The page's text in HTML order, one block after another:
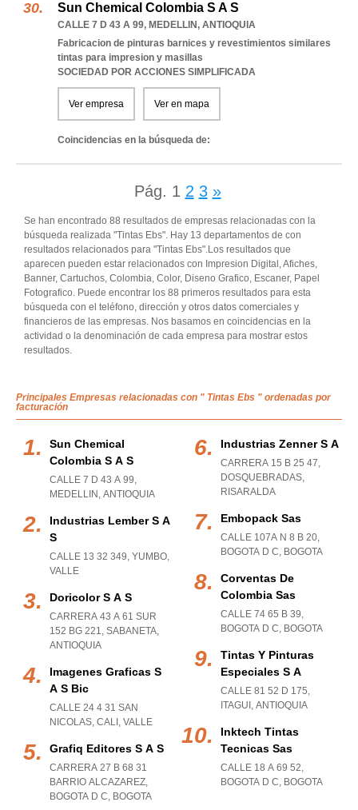
Sun Chemical Colombia S A S
CALLE 7 D 43 A 99, MEDELLIN, ANTIOQUIA
Fabricacion de pinturas barnices y revestimientos similares
tintas para impresion y masillas
SOCIEDAD POR ACCIONES SIMPLIFICADA
Ver empresa Ver en mapa
Coincidencias en la búsqueda de:
Pág. 1 2 3 »
Se han encontrado 88 resultados de empresas relacionadas con la
búsqueda realizada "Tintas Ebs". Hay 13 departamentos de con
resultados relacionados para "Tintas Ebs".Los resultados que
aparecen pueden estar relacionados con Impresion Digital, Afiches,
Banner, Cartuchos, Colombia, Color, Diseno Grafico, Escaner, Papel
Fotografico. Puede encontrar los 88 primeros resultados para esta
búsqueda con el teléfono, dirección y otros datos comerciales y
financieros de las empresas. Nos basamos en coincidencias en la
actividad o la denominación de cada empresa para mostrar estos
resultados.
Principales Empresas relacionadas con " Tintas Ebs " ordenadas por
facturación
Sun Chemical
Colombia S A S
CALLE 7 D 43 A 99,
MEDELLIN , ANTIOQUIA
Industrias Lember S A
S
CALLE 13 32 349, YUMBO,
VALLE
Doricolor S A S
CARRERA 43 A 61 SUR
152 BG 221, SABANETA,
ANTIOQUIA
Imagenes Graficas S
A S Bic
CALLE 24 4 31 SAN
NICOLAS, CALI , VALLE
Grafiq Editores S A S
CARRERA 27 B 68 31
BARRIO ALCAZAREZ,
BOGOTA D C, BOGOTA
Industrias Zenner S A
CARRERA 15 B 25 47,
DOSQUEBRADAS,
RISARALDA
Embopack Sas
CALLE 107A N 8 B 20,
BOGOTA D C, BOGOTA
Corventas De
Colombia Sas
CALLE 74 65 B 39,
BOGOTA D C, BOGOTA
Tintas Y Pinturas
Especiales S A
CALLE 81 52 D 175,
ITAGUI , ANTIOQUIA
Inktech Tintas
Tecnicas Sas
CALLE 18 A 69 52,
BOGOTA D C, BOGOTA